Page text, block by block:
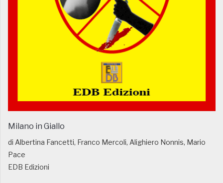
Milano in Giallo
di Albertina Fancetti, Franco Mercoli, Alighiero Nonnis, Mario
Pace
EDB Edizioni